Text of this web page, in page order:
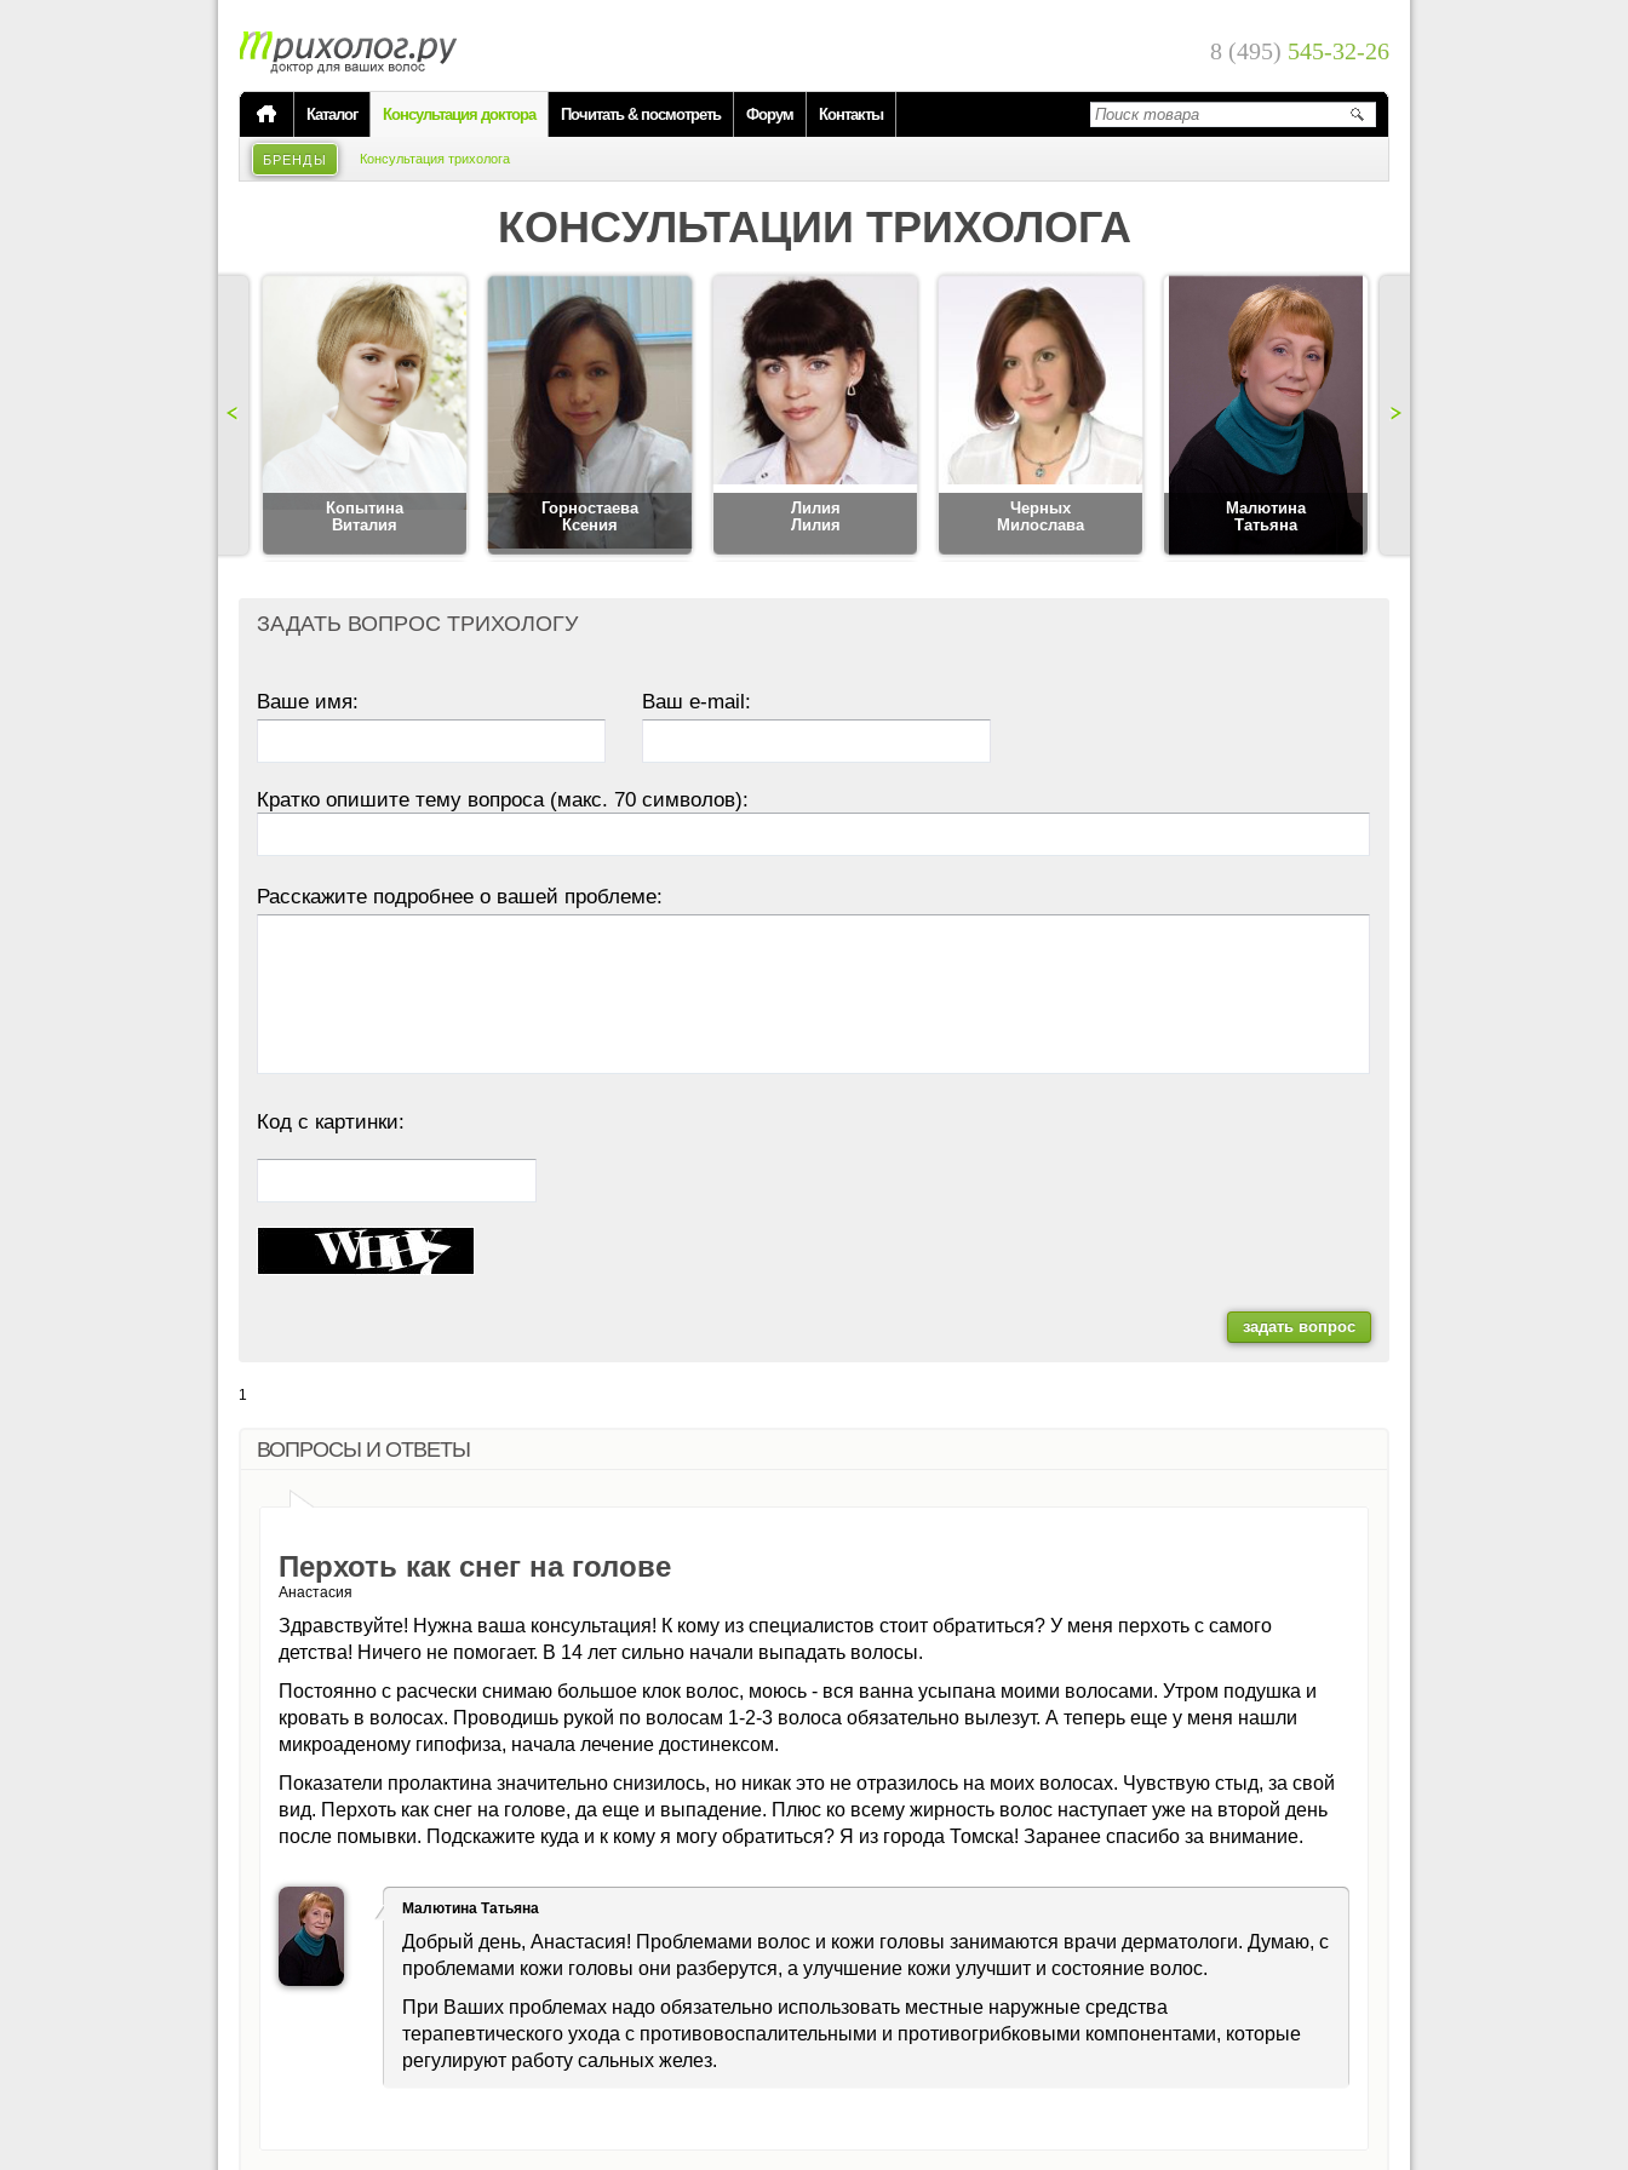
8 (495) 545-32-26
Каталог Консультация доктора Почитать & посмотреть Форум Контакты
БРЕНДЫ Консультация трихолога
КОНСУЛЬТАЦИИ ТРИХОЛОГА
Копытина
Виталия
Горностаева
Ксения
Лилия
Лилия
Черных
Милослава
Малютина
Татьяна
ЗАДАТЬ ВОПРОС ТРИХОЛОГУ
Ваше имя: Ваш e-mail:
Кратко опишите тему вопроса (макс. 70 символов):
Расскажите подробнее о вашей проблеме:
Код с картинки:
1
ВОПРОСЫ И ОТВЕТЫ
Перхоть как снег на голове
Анастасия
Здравствуйте! Нужна ваша консультация! К кому из специалистов стоит обратиться? У меня перхоть с самого
детства! Ничего не помогает. В 14 лет сильно начали выпадать волосы.
Постоянно с расчески снимаю большое клок волос, моюсь - вся ванна усыпана моими волосами. Утром подушка и
кровать в волосах. Проводишь рукой по волосам 1-2-3 волоса обязательно вылезут. А теперь еще у меня нашли
микроаденому гипофиза, начала лечение достинексом.
Показатели пролактина значительно снизилось, но никак это не отразилось на моих волосах. Чувствую стыд, за свой
вид. Перхоть как снег на голове, да еще и выпадение. Плюс ко всему жирность волос наступает уже на второй день
после помывки. Подскажите куда и к кому я могу обратиться? Я из города Томска! Заранее спасибо за внимание.
Малютина Татьяна
Добрый день, Анастасия! Проблемами волос и кожи головы занимаются врачи дерматологи. Думаю, с
проблемами кожи головы они разберутся, а улучшение кожи улучшит и состояние волос.
При Ваших проблемах надо обязательно использовать местные наружные средства
терапевтического ухода с противовоспалительными и противогрибковыми компонентами, которые
регулируют работу сальных желез.